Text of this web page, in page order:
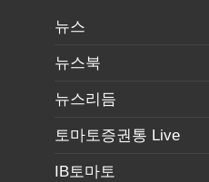
뉴스
뉴스북
뉴스리듬
토마토증권통 Live
IB토마토